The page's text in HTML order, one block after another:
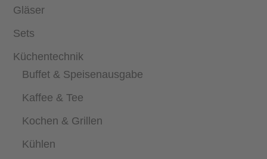
Gläser
Sets
Küchentechnik
Buffet & Speisenausgabe
Kaffee & Tee
Kochen & Grillen
Kühlen